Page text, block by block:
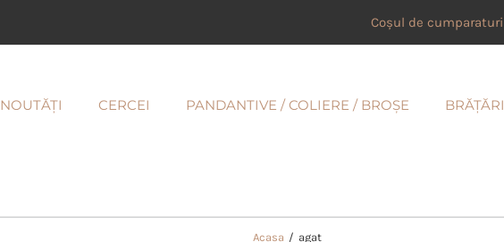
Coșul de cumparaturi
NOUTĂȚI CERCEI PANDANTIVE / COLIERE / BROȘE BRĂȚĂRI
Acasa / agat